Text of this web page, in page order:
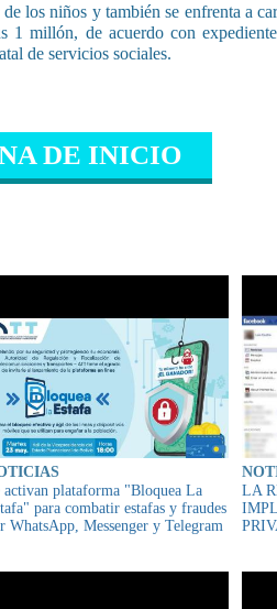
los niños y también se enfrenta a
millón, de acuerdo con
de servicios sociales.
DE INICIO
activan plataforma "Bloquea La
para combatir estafas y fraudes
WhatsApp, Messenger y Telegram
LA